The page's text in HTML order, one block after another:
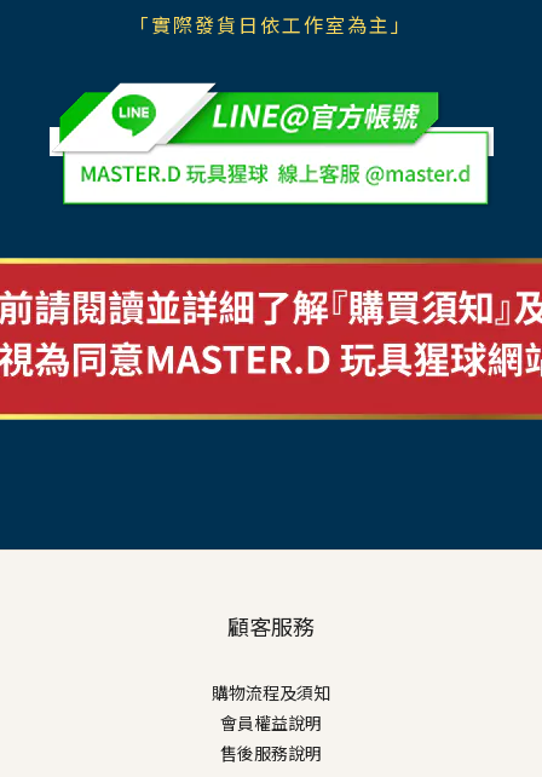
「實際發貨日依工作室為主」
顧客服務
購物流程及須知
會員權益說明
售後服務說明